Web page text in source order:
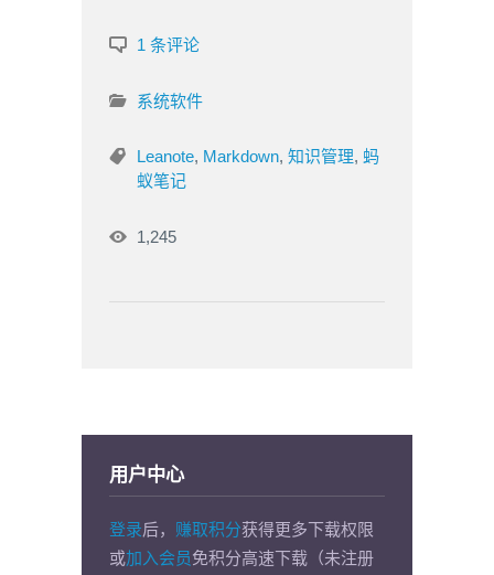
1 条评论
系统软件
Leanote, Markdown, 知识管理, 蚂
蚁笔记
1,245
用户中心
登录后， 赚取积分获得更多下载权限
或加入会员免积分高速下载（未注册